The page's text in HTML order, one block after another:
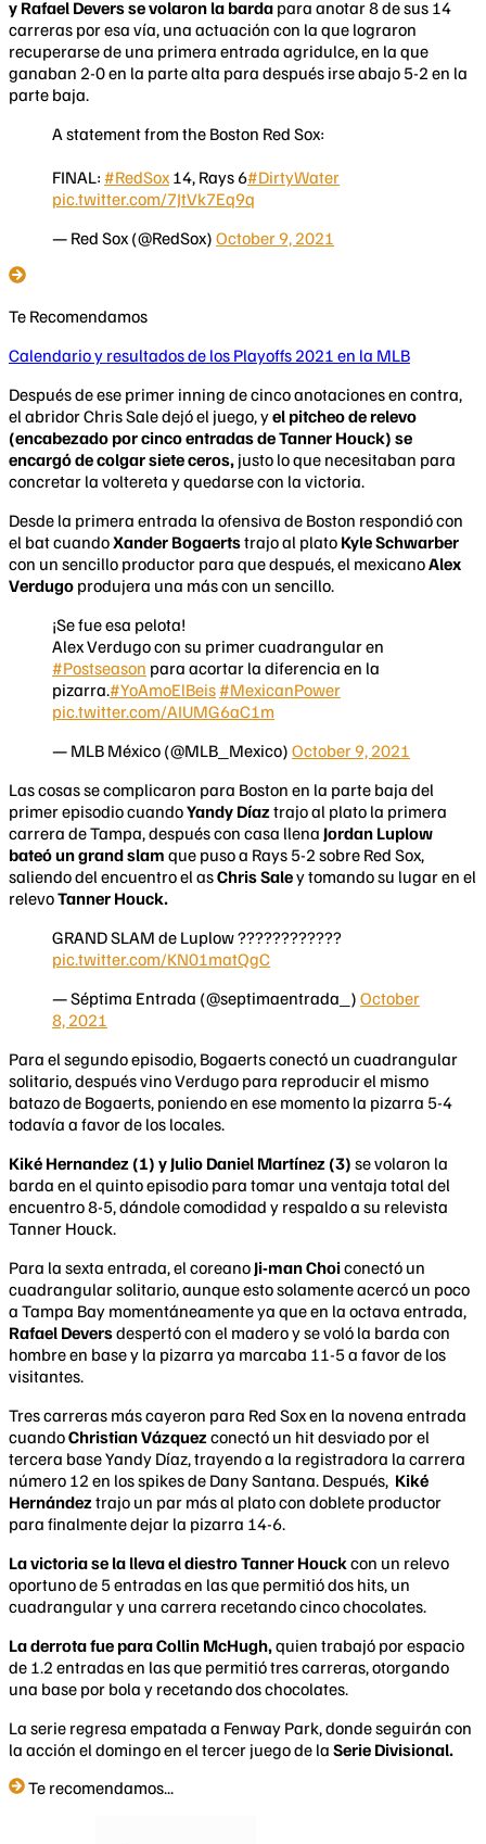
y Rafael Devers se volaron la barda para anotar 8 de sus 14
carreras por esa vía, una actuación con la que lograron
recuperarse de una primera entrada agridulce, en la que
ganaban 2-0 en la parte alta para después irse abajo 5-2 en la
parte baja.
A statement from the Boston Red Sox:
FINAL: #RedSox 14, Rays 6#DirtyWater
pic.twitter.com/7JtVk7Eq9q
— Red Sox (@RedSox) October 9, 2021
Te Recomendamos
Calendario y resultados de los Playoffs 2021 en la MLB
Después de ese primer inning de cinco anotaciones en contra,
el abridor Chris Sale dejó el juego, yel pitcheo de relevo
(encabezado por cinco entradas de Tanner Houck) se
encargó de colgar siete ceros, justo lo que necesitaban para
concretar la voltereta y quedarse con la victoria.
Desde la primera entrada la ofensiva de Boston respondió con
el bat cuandoXander Bogaertstrajo al plato Kyle Schwarber
con un sencillo productor para que después, el mexicanoAlex
Verdugo produjera una más con un sencillo.
¡Se fue esa pelota!
Alex Verdugo con su primer cuadrangular en
#Postseason para acortar la diferencia en la
pizarra.#YoAmoElBeis #MexicanPower
pic.twitter.com/AIUMG6aC1m
— MLB México (@MLB_Mexico) October 9, 2021
Las cosas se complicaron para Boston en la parte baja del
primer episodio cuandoYandy Díaz trajo al plato la primera
carrera de Tampa, después con casa llena Jordan Luplow
bateó un grand slam que puso a Rays 5-2 sobre Red Sox,
saliendo del encuentro el asChris Saley tomando su lugar en el
relevoTanner Houck.
GRAND SLAM de Luplow ????????????
pic.twitter.com/KN01matQgC
— Séptima Entrada (@septimaentrada_) October
8, 2021
​Para el segundo episodio, Bogaerts conectó un cuadrangular
solitario, después vino Verdugo para reproducir el mismo
batazo de Bogaerts, poniendo en ese momento la pizarra 5-4
todavía a favor de los locales.
Kiké Hernandez (1) y Julio Daniel Martínez (3) se volaron la
barda en el quinto episodio para tomar una ventaja total del
encuentro 8-5, dándole comodidad y respaldo a su relevista
Tanner Houck.
Para la sexta entrada, el coreano Ji-man Choiconectó un
cuadrangular solitario, aunque esto solamente acercó un poco
a Tampa Bay momentáneamente ya que en la octava entrada,
Rafael Deversdespertó con el madero y se voló la barda con
hombre en base y la pizarra ya marcaba 11-5 a favor de los
visitantes.
Tres carreras más cayeron para Red Sox en la novena entrada
cuandoChristian Vázquez conectó un hit desviado por el
tercera base Yandy Díaz, trayendo a la registradora la carrera
número 12 en los spikes de Dany Santana. Después, Kiké
Hernández trajo un par más al plato con doblete productor
para finalmente dejar la pizarra 14-6.
La victoria se la lleva el diestro Tanner Houck con un relevo
oportuno de 5 entradas en las que permitió dos hits, un
cuadrangular y una carrera recetando cinco chocolates.
La derrota fue para Collin McHugh,quien trabajó por espacio
de 1.2 entradas en las que permitió tres carreras, otorgando
una base por bola y recetando dos chocolates.
La serie regresa empatada a Fenway Park, donde seguirán con
la acción el domingo en el tercer juego de la Serie Divisional.
Te recomendamos...